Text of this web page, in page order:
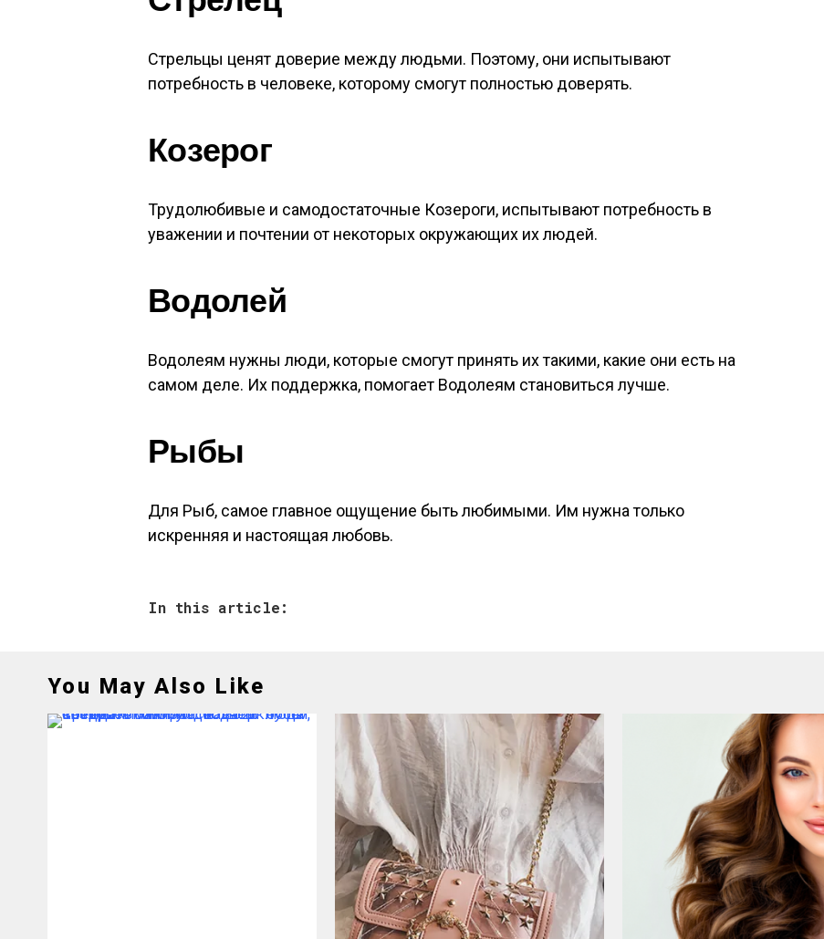
Стрельцы ценят доверие между людьми. Поэтому, они испытывают
потребность в человеке, которому смогут полностью доверять.
Козерог
Трудолюбивые и самодостаточные Козероги, испытывают потребность в
уважении и почтении от некоторых окружающих их людей.
Водолей
Водолеям нужны люди, которые смогут принять их такими, какие они есть на
самом деле. Их поддержка, помогает Водолеям становиться лучше.
Рыбы
Для Рыб, самое главное ощущение быть любимыми. Им нужна только
искренняя и настоящая любовь.
In this article:
You May Also Like